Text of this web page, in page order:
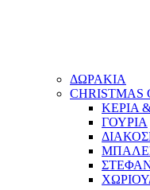
ΔΩΡΑΚΙΑ
CHRISTMAS
ΚΕΡΙΑ
ΓΟΥΡΙΑ